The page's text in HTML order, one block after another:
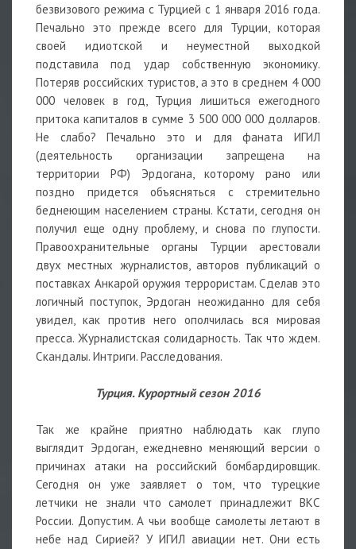
безвизового режима с Турцией с 1 января 2016 года.
Печально это прежде всего для Турции, которая
своей идиотской и неуместной выходкой
подставила под удар собственную экономику.
Потеряв российских туристов, а это в среднем 4 000
000 человек в год, Турция лишиться ежегодного
притока капиталов в сумме 3 500 000 000 долларов.
Не слабо? Печально это и для фаната ИГИЛ
(деятельность организации запрещена на
территории РФ) Эрдогана, которому рано или
поздно придется объясняться с стремительно
беднеющим населением страны. Кстати, сегодня он
получил еще одну проблему, и снова по глупости.
Правоохранительные органы Турции арестовали
двух местных журналистов, авторов публикаций о
поставках Анкарой оружия террористам. Сделав это
логичный поступок, Эрдоган неожиданно для себя
увидел, как против него ополчилась вся мировая
пресса. Журналистская солидарность. Так что ждем.
Скандалы. Интриги. Расследования.
Турция. Курортный сезон 2016
Так же крайне приятно наблюдать как глупо
выглядит Эрдоган, ежедневно меняющий версии о
причинах атаки на российский бомбардировщик.
Сегодня он уже заявляет о том, что турецкие
летчики не знали что самолет принадлежит ВКС
России. Допустим. А чьи вообще самолеты летают в
небе над Сирией? У ИГИЛ авиации нет. Они есть